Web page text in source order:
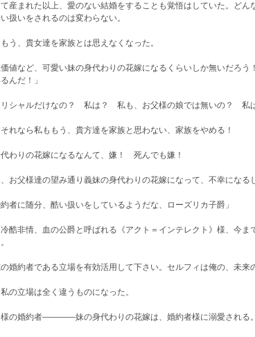
産まれた以上、愛のない結婚をすることも覚悟はしていた。どん
扱いをされるのは変わらない。
う、貴女達を家族とは思えなくなった。
価値など、可愛い妹の身代わりの花嫁になるくらいしか無いだろ
んだ！」
リシャルだけなの？ 私は？ 私も、お父様の娘では無いの？ 私
れなら私ももう、貴方達を家族と思わない、家族をやめる！
代わりの花嫁になるなんて、嫌！ 死んでも嫌！
お父様達の望み通り義妹の身代わりの花嫁になって、不幸になる
者に随分、酷い扱いをしているようだな、ローズリカ子爵」
酷非情、血の公爵と呼ばれる《アクト＝インテレクト》様、今
の婚約者である立場を有効活用して下さい。セルフィは俺の、未来
の立場は全く違うものになった。
の婚約者――――妹の身代わりの花嫁は、婚約者様に溺愛される。